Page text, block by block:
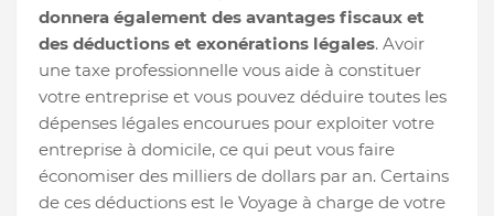
donnera également des avantages fiscaux et
des déductions et exonérations légales. Avoir
une taxe professionnelle vous aide à constituer
votre entreprise et vous pouvez déduire toutes les
dépenses légales encourues pour exploiter votre
entreprise à domicile, ce qui peut vous faire
économiser des milliers de dollars par an. Certains
de ces déductions est le Voyage à charge de votre